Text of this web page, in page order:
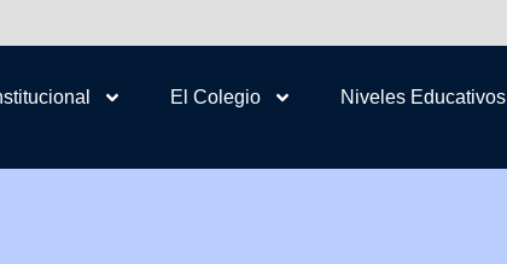
El Colegio Niveles Educativos